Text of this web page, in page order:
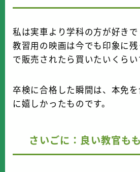
私は実車より学科の方が好き
教習用の映画は今でも印象に
で販売されたら買いたいくらい
卒検に合格した瞬間は、本免
に嬉しかったものです。
さいごに：良い教官も